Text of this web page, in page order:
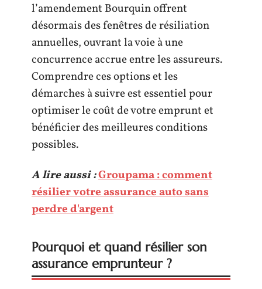
l’amendement Bourquin offrent
désormais des fenêtres de résiliation
annuelles, ouvrant la voie à une
concurrence accrue entre les assureurs.
Comprendre ces options et les
démarches à suivre est essentiel pour
optimiser le coût de votre emprunt et
bénéficier des meilleures conditions
possibles.
A lire aussi :Groupama : comment
résilier votre assurance auto sans
perdre d'argent
Pourquoi et quand résilier son
assurance emprunteur ?